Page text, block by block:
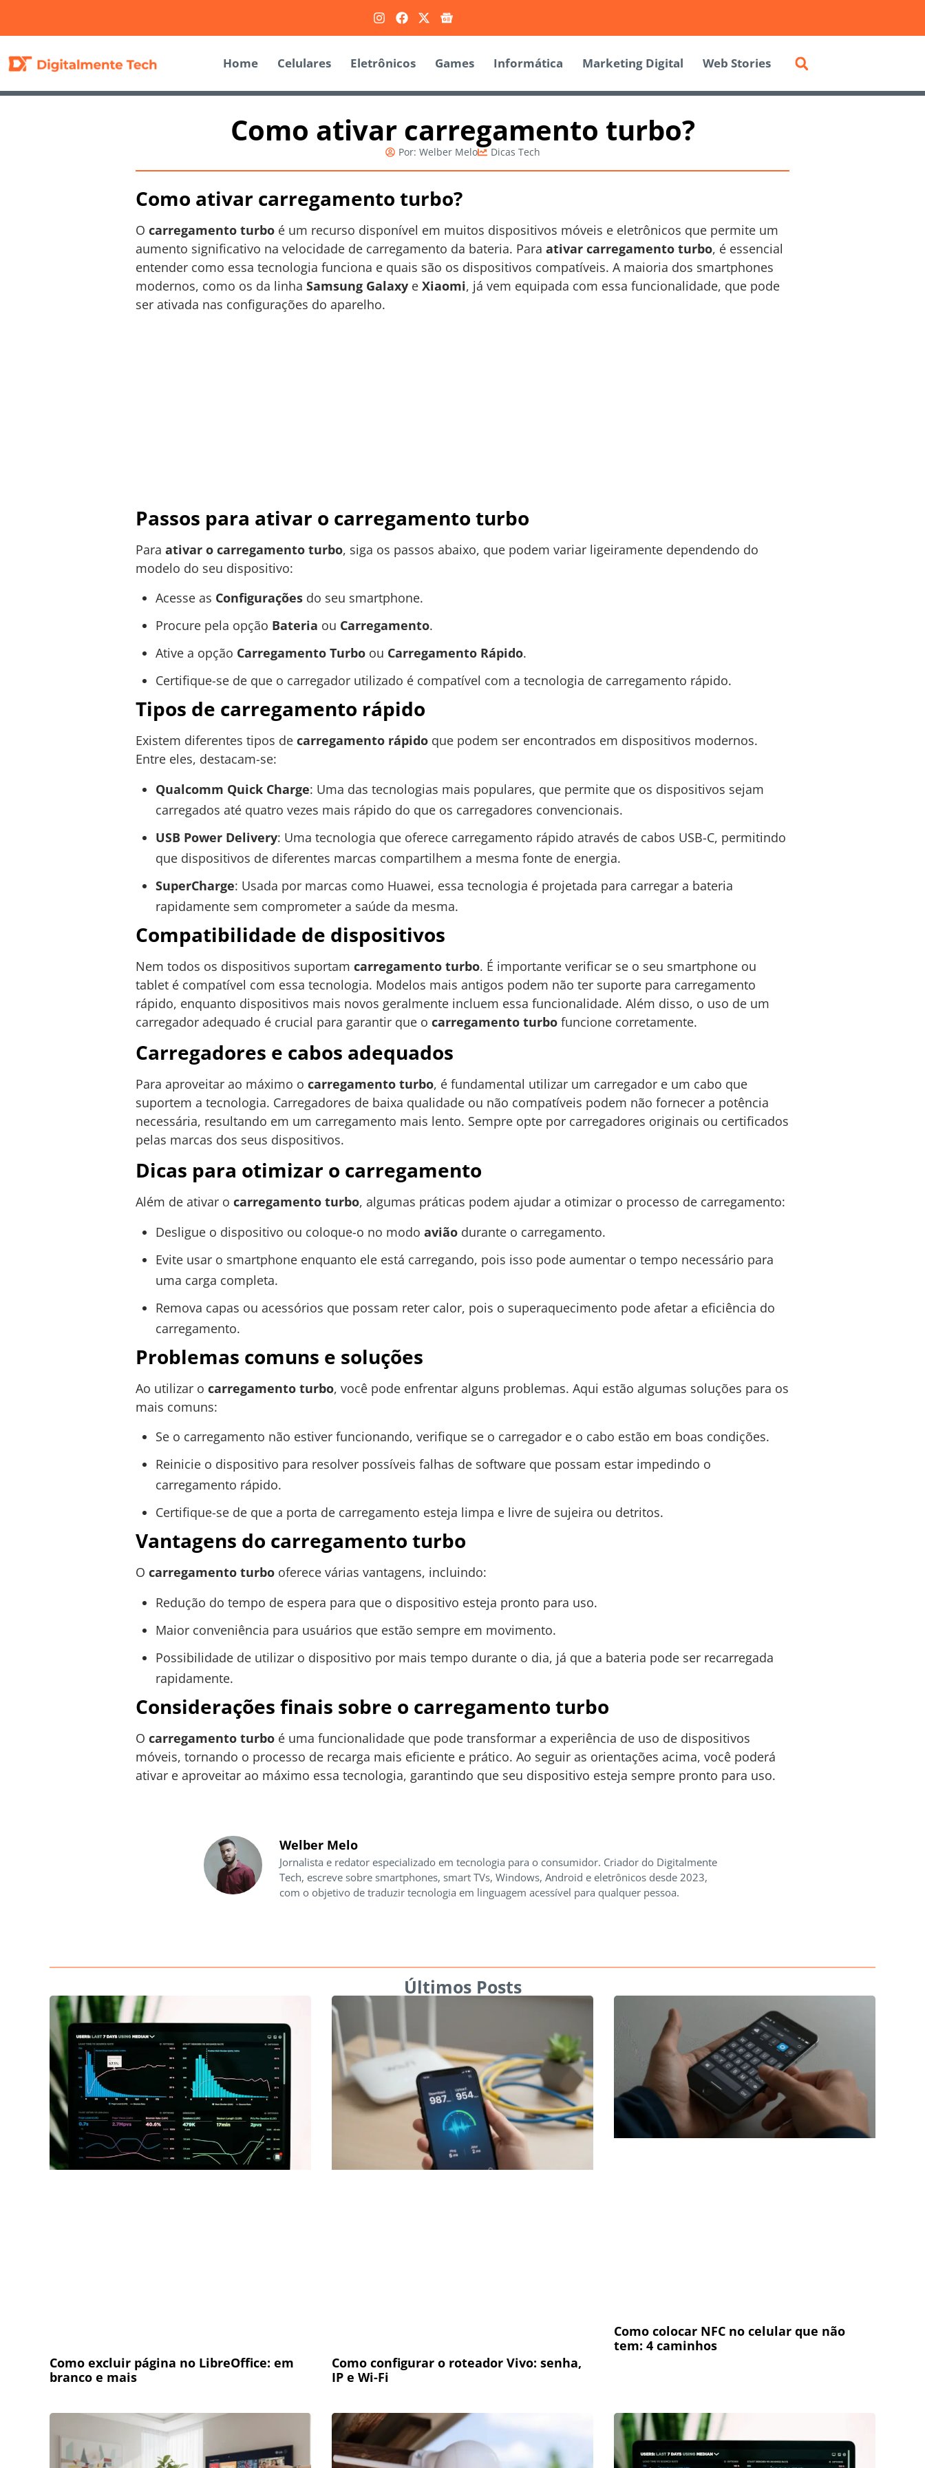
Home Celulares Eletrônicos Games Informática Marketing Digital Web Stories
Como ativar carregamento turbo?
Por: Welber Melo Dicas Tech
Como ativar carregamento turbo?
O carregamento turbo é um recurso disponível em muitos dispositivos móveis e eletrônicos que permite um
aumento significativo na velocidade de carregamento da bateria. Para ativar carregamento turbo, é essencial
entender como essa tecnologia funciona e quais são os dispositivos compatíveis. A maioria dos smartphones
modernos, como os da linha Samsung Galaxy e Xiaomi, já vem equipada com essa funcionalidade, que pode
ser ativada nas configurações do aparelho.
Passos para ativar o carregamento turbo
Para ativar o carregamento turbo, siga os passos abaixo, que podem variar ligeiramente dependendo do
modelo do seu dispositivo:
Acesse as Configuraçõesdo seu smartphone.
Procure pela opção Bateria ou Carregamento.
Ative a opção Carregamento Turboou Carregamento Rápido.
Certifique-se de que o carregador utilizado é compatível com a tecnologia de carregamento rápido.
Tipos de carregamento rápido
Existem diferentes tipos de carregamento rápido que podem ser encontrados em dispositivos modernos.
Entre eles, destacam-se:
Qualcomm Quick Charge: Uma das tecnologias mais populares, que permite que os dispositivos sejam
carregados até quatro vezes mais rápido do que os carregadores convencionais.
USB Power Delivery: Uma tecnologia que oferece carregamento rápido através de cabos USB-C, permitindo
que dispositivos de diferentes marcas compartilhem a mesma fonte de energia.
SuperCharge: Usada por marcas como Huawei, essa tecnologia é projetada para carregar a bateria
rapidamente sem comprometer a saúde da mesma.
Compatibilidade de dispositivos
Nem todos os dispositivos suportam carregamento turbo. É importante verificar se o seu smartphone ou
tablet é compatível com essa tecnologia. Modelos mais antigos podem não ter suporte para carregamento
rápido, enquanto dispositivos mais novos geralmente incluem essa funcionalidade. Além disso, o uso de um
carregador adequado é crucial para garantir que o carregamento turbo funcione corretamente.
Carregadores e cabos adequados
Para aproveitar ao máximo o carregamento turbo, é fundamental utilizar um carregador e um cabo que
suportem a tecnologia. Carregadores de baixa qualidade ou não compatíveis podem não fornecer a potência
necessária, resultando em um carregamento mais lento. Sempre opte por carregadores originais ou certificados
pelas marcas dos seus dispositivos.
Dicas para otimizar o carregamento
Além de ativar o carregamento turbo, algumas práticas podem ajudar a otimizar o processo de carregamento:
Desligue o dispositivo ou coloque-o no modo aviãodurante o carregamento.
Evite usar o smartphone enquanto ele está carregando, pois isso pode aumentar o tempo necessário para
uma carga completa.
Remova capas ou acessórios que possam reter calor, pois o superaquecimento pode afetar a eficiência do
carregamento.
Problemas comuns e soluções
Ao utilizar o carregamento turbo, você pode enfrentar alguns problemas. Aqui estão algumas soluções para os
mais comuns:
Se o carregamento não estiver funcionando, verifique se o carregador e o cabo estão em boas condições.
Reinicie o dispositivo para resolver possíveis falhas de software que possam estar impedindo o
carregamento rápido.
Certifique-se de que a porta de carregamento esteja limpa e livre de sujeira ou detritos.
Vantagens do carregamento turbo
O carregamento turbo oferece várias vantagens, incluindo:
Redução do tempo de espera para que o dispositivo esteja pronto para uso.
Maior conveniência para usuários que estão sempre em movimento.
Possibilidade de utilizar o dispositivo por mais tempo durante o dia, já que a bateria pode ser recarregada
rapidamente.
Considerações finais sobre o carregamento turbo
O carregamento turbo é uma funcionalidade que pode transformar a experiência de uso de dispositivos
móveis, tornando o processo de recarga mais eficiente e prático. Ao seguir as orientações acima, você poderá
ativar e aproveitar ao máximo essa tecnologia, garantindo que seu dispositivo esteja sempre pronto para uso.
Welber Melo
Jornalista e redator especializado em tecnologia para o consumidor. Criador do Digitalmente
Tech, escreve sobre smartphones, smart TVs, Windows, Android e eletrônicos desde 2023,
com o objetivo de traduzir tecnologia em linguagem acessível para qualquer pessoa.
Últimos Posts
Como excluir página no LibreOffice: em
branco e mais
Como configurar o roteador Vivo: senha,
IP e Wi-Fi
Como colocar NFC no celular que não
tem: 4 caminhos